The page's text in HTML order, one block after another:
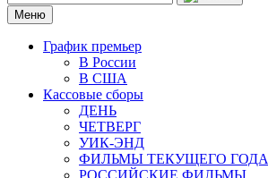
Меню
График премьер
В России
В США
Кассовые сборы
ДЕНЬ
ЧЕТВЕРГ
УИК-ЭНД
ФИЛЬМЫ ТЕКУЩЕГО ГОДА
РОССИЙСКИЕ ФИЛЬМЫ